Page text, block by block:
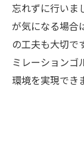
忘れずに行いま
が気になる場合
の工夫も大切で
ミレーションゴ
環境を実現でき